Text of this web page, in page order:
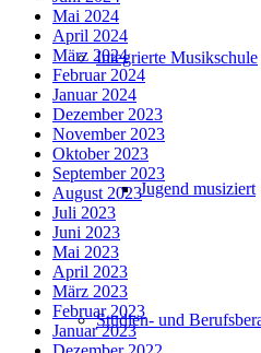
Integrierte Musikschule
Jugend musiziert
Studien- und
Mai 2024
April 2024
März 2024
Februar 2024
Januar 2024
Dezember 2023
November 2023
Oktober 2023
September 2023
August 2023
Juli 2023
Juni 2023
Mai 2023
April 2023
März 2023
Februar 2023
Januar 2023